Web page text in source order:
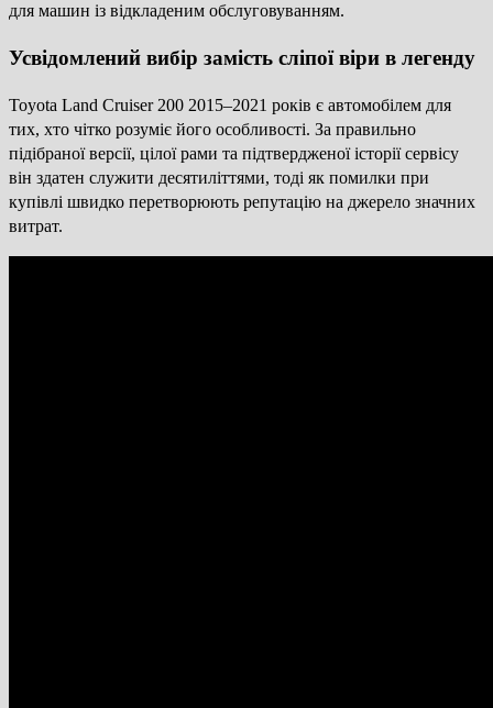
для машин із відкладеним обслуговуванням.
Усвідомлений вибір замість сліпої віри в легенду
Toyota Land Cruiser 200 2015–2021 років є автомобілем для
тих, хто чітко розуміє його особливості. За правильно
підібраної версії, цілої рами та підтвердженої історії сервісу
він здатен служити десятиліттями, тоді як помилки при
купівлі швидко перетворюють репутацію на джерело значних
витрат.